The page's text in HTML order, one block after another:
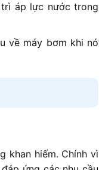
áp lực nước trong
về máy bơm khi nó
khan hiếm. Chính vì